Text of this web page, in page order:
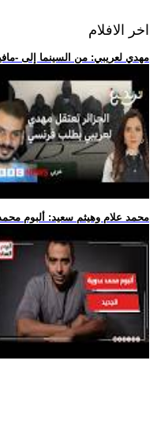
اخر الافلام
.. مهدي لعريبي: من السينما إلى -
.. محمد علام وهيثم سعيد: ألبوم